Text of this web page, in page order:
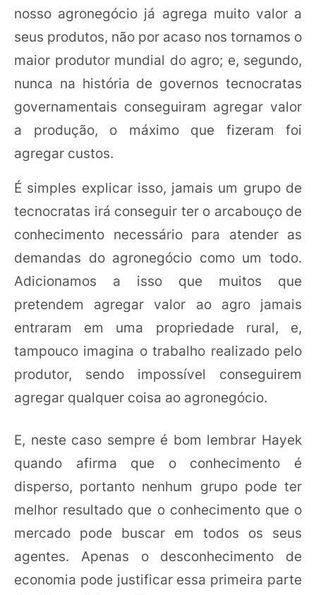
nosso agronegócio já agrega muito valor a
seus produtos, não por acaso nos tornamos o
maior produtor mundial do agro; e, segundo,
nunca na história de governos tecnocratas
governamentais conseguiram agregar valor
a produção, o máximo que fizeram foi
agregar custos.
É simples explicar isso, jamais um grupo de
tecnocratas irá conseguir ter o arcabouço de
conhecimento necessário para atender as
demandas do agronegócio como um todo.
Adicionamos a isso que muitos que
pretendem agregar valor ao agro jamais
entraram em uma propriedade rural, e,
tampouco imagina o trabalho realizado pelo
produtor, sendo impossível conseguirem
agregar qualquer coisa ao agronegócio.
E, neste caso sempre é bom lembrar Hayek
quando afirma que o conhecimento é
disperso, portanto nenhum grupo pode ter
melhor resultado que o conhecimento que o
mercado pode buscar em todos os seus
agentes. Apenas o desconhecimento de
economia pode justificar essa primeira parte